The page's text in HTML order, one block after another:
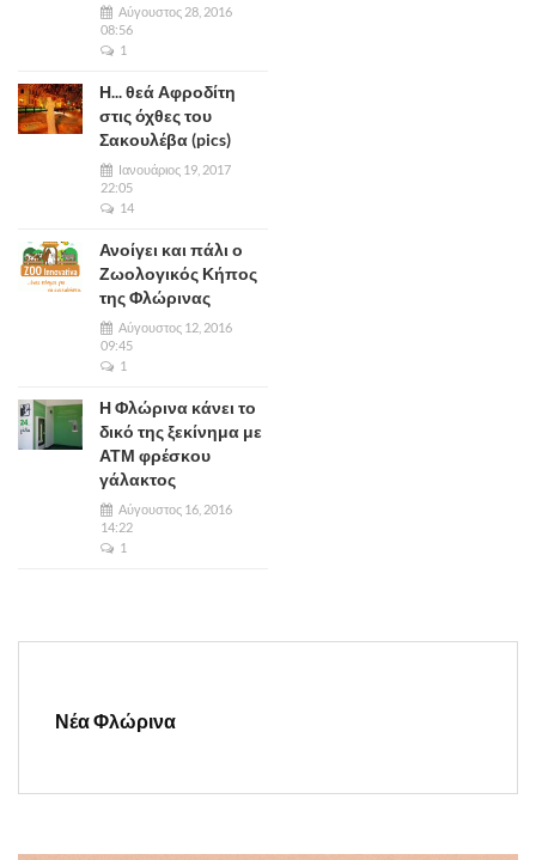
Αύγουστος 28, 2016
08:56
1
Η... θεά Αφροδίτη
στις όχθες του
Σακουλέβα (pics)
Ιανουάριος 19, 2017
22:05
14
Ανοίγει και πάλι ο
Ζωολογικός Κήπος
της Φλώρινας
Αύγουστος 12, 2016
09:45
1
Η Φλώρινα κάνει το
δικό της ξεκίνημα με
ΑΤΜ φρέσκου
γάλακτος
Αύγουστος 16, 2016
14:22
1
Νέα Φλώρινα